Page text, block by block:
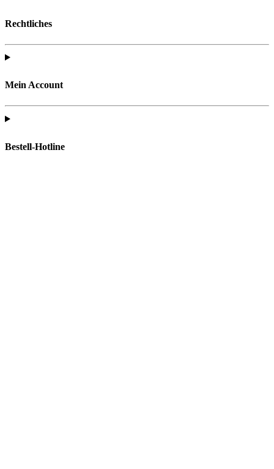
Rechtliches
Mein Account
Bestell-Hotline